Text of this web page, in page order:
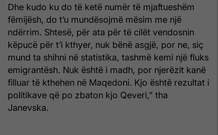
Dhe kudo ku do të ketë numër të mjaftueshëm
fëmijësh, do t’u mundësojmë mësim me një
ndërrim. Shtesë, për ata për të cilët vendosnin
këpucë për t’i kthyer, nuk bënë asgjë, por ne, siç
mund ta shihni në statistika, tashmë kemi një fluks
emigrantësh. Nuk është i madh, por njerëzit kanë
filluar të kthehen në Maqedoni. Kjo është rezultat i
politikave që po zbaton kjo Qeveri,” tha
Janevska.